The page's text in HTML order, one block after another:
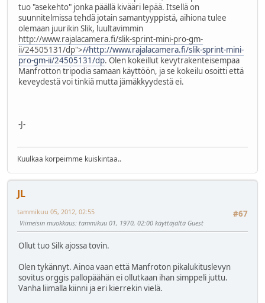
tuo "asekehto" jonka päällä kivääri lepää. Itsellä on
suunnitelmissa tehdä jotain samantyyppistä, aihiona tulee
olemaan juurikin Slik, luultavimmin
http://www.rajalacamera.fi/slik-sprint-mini-pro-gm-
ii/24505131/dp">//http://www.rajalacamera.fi/slik-sprint-mini-
pro-gm-ii/24505131/dp. Olen kokeillut kevytrakenteisempaa
Manfrotton tripodia samaan käyttöön, ja se kokeilu osoitti että
keveydestä voi tinkiä mutta jämäkkyydestä ei.
-J-
Kuulkaa korpeimme kuiskintaa..
JL
#67
tammikuu 05, 2012, 02:55
Viimeisin muokkaus: tammikuu 01, 1970, 02:00 käyttäjältä Guest
Ollut tuo Silk ajossa tovin.
Olen tykännyt. Ainoa vaan että Manfroton pikalukituslevyn
sovitus orggis pallopäähän ei ollutkaan ihan simppeli juttu.
Vanha liimalla kiinni ja eri kierrekin vielä.